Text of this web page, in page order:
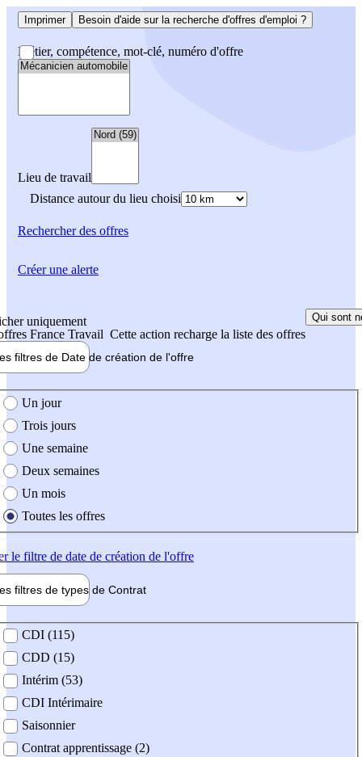
Imprimer Besoin d'aide sur la recherche d'offres d'emploi ?
Métier, compétence, mot-clé, numéro d'offre
Lieu de travail
Distance autour du lieu choisi
Rechercherdes offres
uniquement
France Travail Cette action recharge la liste des offres
Qui sont
filtres de Date de création de l'offre
création de l'offre
Un jour
Trois jours
Une semaine
Deux semaines
Un mois
Toutes les offres
le filtre de date de création de l'offre
filtres de types de Contrat
contrat
CDI (115)
CDD (15)
Intérim (53)
CDI Intérimaire
Saisonnier
Contrat apprentissage (2)
Créer une alerte